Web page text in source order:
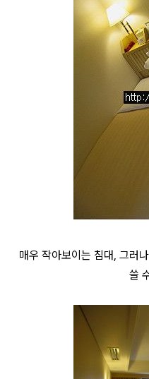
매우 작아보이는 침대, 그러
쓸